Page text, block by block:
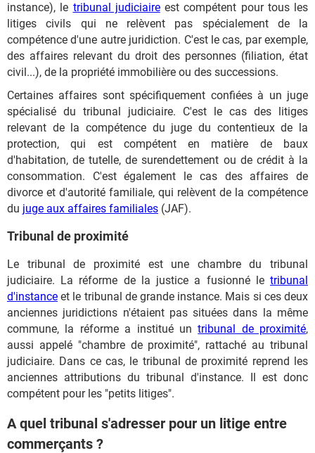
instance), le tribunal judiciaireest compétent pour tous les
litiges civils qui ne relèvent pas spécialement de la
compétence d'une autre juridiction. C'est le cas, par exemple,
des affaires relevant du droit des personnes (filiation, état
civil...), de la propriété immobilière ou des successions.
Certaines affaires sont spécifiquement confiées à un juge
spécialisé du tribunal judiciaire. C'est le cas des litiges
relevant de la compétence du juge du contentieux de la
protection, qui est compétent en matière de baux
d'habitation, de tutelle, de surendettement ou de crédit à la
consommation. C'est également le cas des affaires de
divorce et d'autorité familiale, qui relèvent de la compétence
du juge aux affaires familiales (JAF).
Tribunal de proximité
Le tribunal de proximité est une chambre du tribunal
judiciaire. La réforme de la justice a fusionné le tribunal
d'instance et le tribunal de grande instance. Mais si ces deux
anciennes juridictions n'étaient pas situées dans la même
commune, la réforme a institué untribunal de proximité,
aussi appelé "chambre de proximité", rattaché au tribunal
judiciaire. Dans ce cas, le tribunal de proximité reprend les
anciennes attributions du tribunal d'instance. Il est donc
compétent pour les "petits litiges".
A quel tribunal s'adresser pour un litige entre
commerçants ?